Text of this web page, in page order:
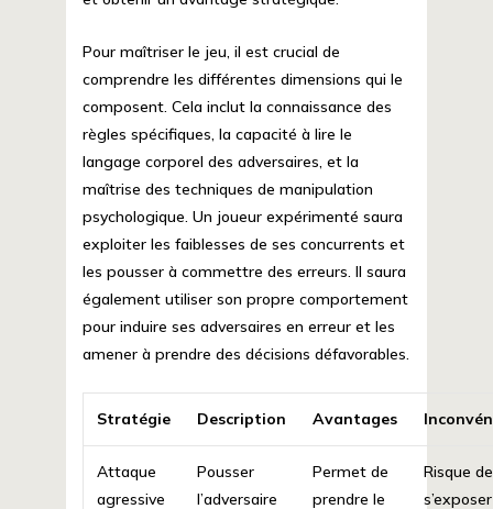
Pour maîtriser le jeu, il est crucial de
comprendre les différentes dimensions qui le
composent. Cela inclut la connaissance des
règles spécifiques, la capacité à lire le
langage corporel des adversaires, et la
maîtrise des techniques de manipulation
psychologique. Un joueur expérimenté saura
exploiter les faiblesses de ses concurrents et
les pousser à commettre des erreurs. Il saura
également utiliser son propre comportement
pour induire ses adversaires en erreur et les
amener à prendre des décisions défavorables.
Stratégie Description Avantages
Attaque
agressive
Pousser
l’adversaire
Permet de
prendre le
Risque de
s’exposer